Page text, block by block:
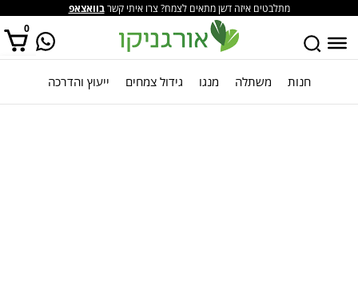
מתלבטים איזה דשן מתאים לצמח? צרו איתי קשרבוואצאפ
0
אין מוצרים בסל הקניות. חנות משתלה מנגו גידול צמחים ייעוץ והדרכה